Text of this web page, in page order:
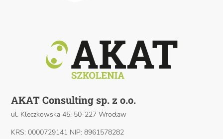
AKAT Consulting sp. z o.o.
ul. Kleczkowska 45, 50-227 Wrocław
KRS: 0000729141 NIP: 8961578282